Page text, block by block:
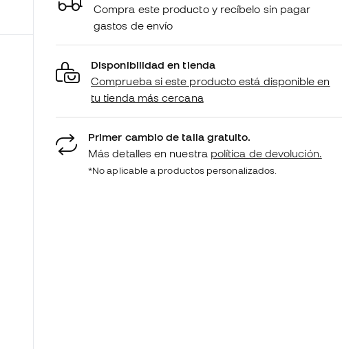
Compra este producto y recíbelo sin pagar
gastos de envío
Disponibilidad en tienda
Comprueba si este producto está disponible en
tu tienda más cercana
Primer cambio de talla gratuito.
Más detalles en nuestra política de devolución.
*No aplicable a productos personalizados.